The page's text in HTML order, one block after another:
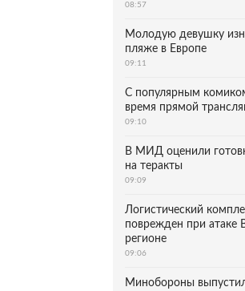
08:57
Молодую девушку
пляже в Европе
09:11
С популярным
время прямой
09:10
В МИД оценили
на теракты
09:09
Логистический
поврежден при атаке
регионе
09:06
Минобороны